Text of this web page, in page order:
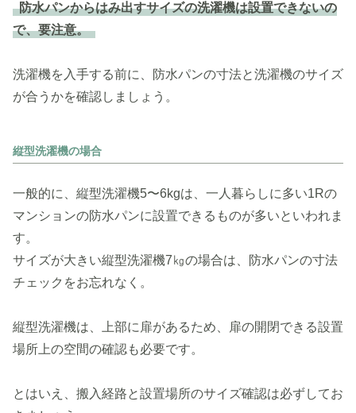
防水パンからはみ出すサイズの洗濯機は設置できないの
で、要注意。
洗濯機を入手する前に、防水パンの寸法と洗濯機のサイズ
が合うかを確認しましょう。
縦型洗濯機の場合
一般的に、縦型洗濯機5〜6kgは、一人暮らしに多い1Rの
マンションの防水パンに設置できるものが多いといわれま
す。
サイズが大きい縦型洗濯機7㎏の場合は、防水パンの寸法
チェックをお忘れなく。
縦型洗濯機は、上部に扉があるため、扉の開閉できる設置
場所上の空間の確認も必要です。
とはいえ、搬入経路と設置場所のサイズ確認は必ずしてお